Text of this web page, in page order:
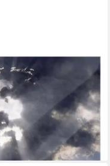
Jesusgesicht am
Aufhängungen und